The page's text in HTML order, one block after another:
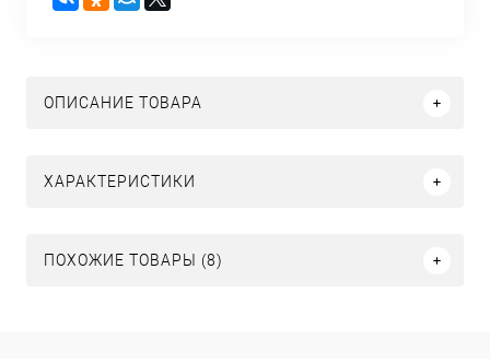
ОПИСАНИЕ ТОВАРА
ХАРАКТЕРИСТИКИ
ПОХОЖИЕ ТОВАРЫ (8)